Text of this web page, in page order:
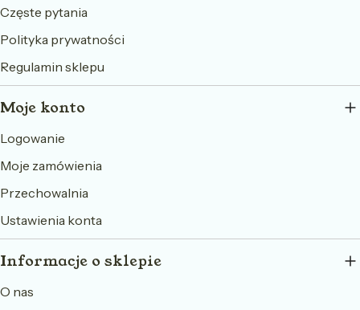
Częste pytania
Polityka prywatności
Regulamin sklepu
Moje konto
Logowanie
Moje zamówienia
Przechowalnia
Ustawienia konta
Informacje o sklepie
O nas